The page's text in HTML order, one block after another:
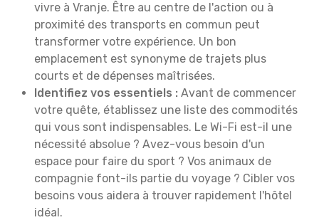
vivre à Vranje. Être au centre de l'action ou à
proximité des transports en commun peut
transformer votre expérience. Un bon
emplacement est synonyme de trajets plus
courts et de dépenses maîtrisées.
Identifiez vos essentiels : Avant de commencer
votre quête, établissez une liste des commodités
qui vous sont indispensables. Le Wi-Fi est-il une
nécessité absolue ? Avez-vous besoin d'un
espace pour faire du sport ? Vos animaux de
compagnie font-ils partie du voyage ? Cibler vos
besoins vous aidera à trouver rapidement l'hôtel
idéal.